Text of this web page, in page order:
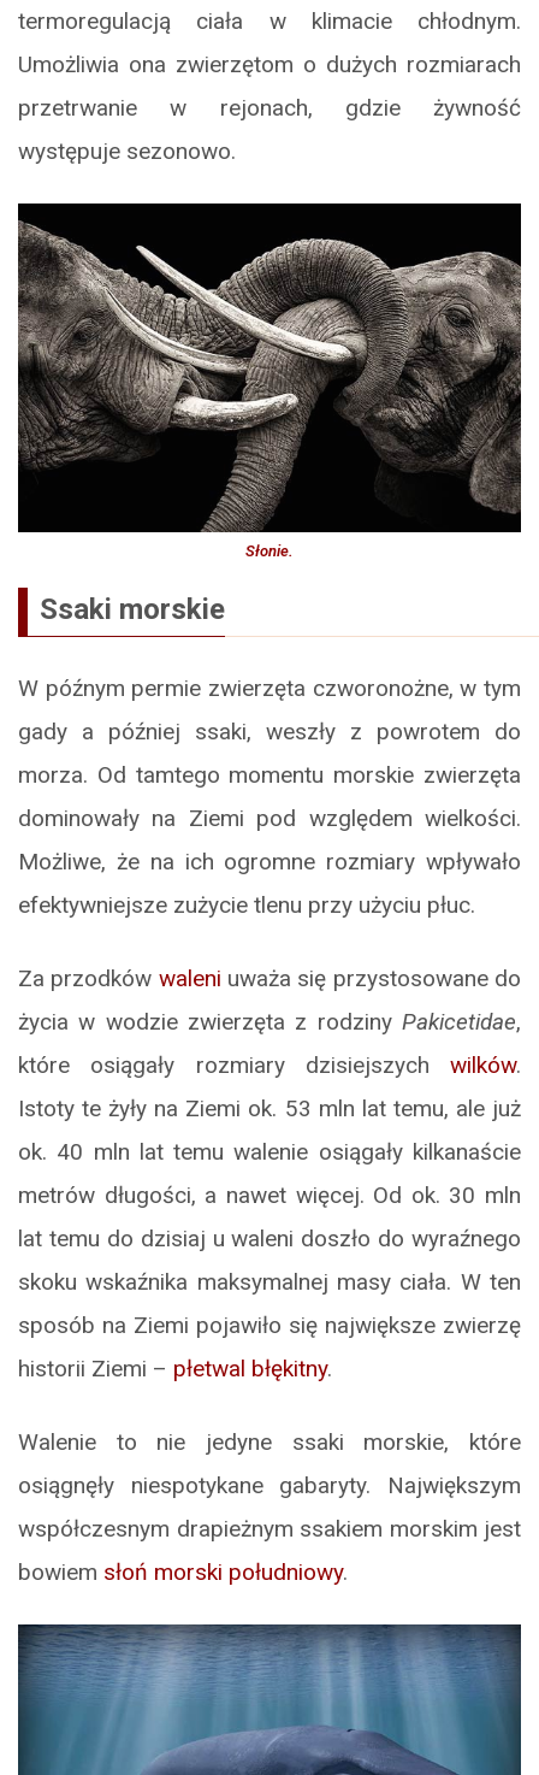
termoregulacją ciała w klimacie chłodnym.
Umożliwia ona zwierzętom o dużych rozmiarach
przetrwanie w rejonach, gdzie żywność
występuje sezonowo.
Słonie.
Ssaki morskie
W późnym permie zwierzęta czworonożne, w tym
gady a później ssaki, weszły z powrotem do
morza. Od tamtego momentu morskie zwierzęta
dominowały na Ziemi pod względem wielkości.
Możliwe, że na ich ogromne rozmiary wpływało
efektywniejsze zużycie tlenu przy użyciu płuc.
Za przodków waleni uważa się przystosowane do
życia w wodzie zwierzęta z rodziny Pakicetidae,
które osiągały rozmiary dzisiejszych wilków.
Istoty te żyły na Ziemi ok. 53 mln lat temu, ale już
ok. 40 mln lat temu walenie osiągały kilkanaście
metrów długości, a nawet więcej. Od ok. 30 mln
lat temu do dzisiaj u waleni doszło do wyraźnego
skoku wskaźnika maksymalnej masy ciała. W ten
sposób na Ziemi pojawiło się największe zwierzę
historii Ziemi – płetwal błękitny.
Walenie to nie jedyne ssaki morskie, które
osiągnęły niespotykane gabaryty. Największym
współczesnym drapieżnym ssakiem morskim jest
bowiem słoń morski południowy.